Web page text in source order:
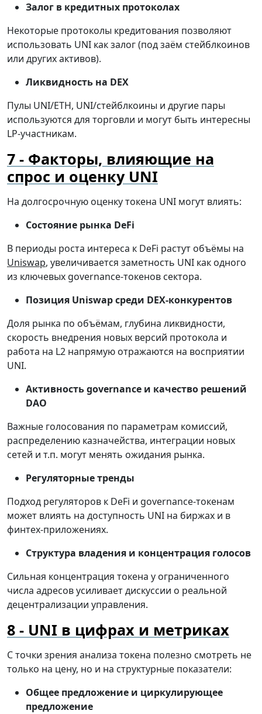
Залог в кредитных протоколах
Некоторые протоколы кредитования позволяют
использовать UNI как залог (под заём стейблкоинов
или других активов).
Ликвидность на DEX
Пулы UNI/ETH, UNI/стейблкоины и другие пары
используются для торговли и могут быть интересны
LP-участникам.
Факторы, влияющие на
спрос и оценку UNI
На долгосрочную оценку токена UNI могут влиять:
Состояние рынка DeFi
В периоды роста интереса к DeFi растут объёмы на
Uniswap, увеличивается заметность UNI как одного
из ключевых governance-токенов сектора.
Позиция Uniswap среди DEX-конкурентов
Доля рынка по объёмам, глубина ликвидности,
скорость внедрения новых версий протокола и
работа на L2 напрямую отражаются на восприятии
UNI.
Активность governance и качество решений
DAO
Важные голосования по параметрам комиссий,
распределению казначейства, интеграции новых
сетей и т.п. могут менять ожидания рынка.
Регуляторные тренды
Подход регуляторов к DeFi и governance-токенам
может влиять на доступность UNI на биржах и в
финтех-приложениях.
Структура владения и концентрация голосов
Сильная концентрация токена у ограниченного
числа адресов усиливает дискуссии о реальной
децентрализации управления.
UNI в цифрах и метриках
С точки зрения анализа токена полезно смотреть не
только на цену, но и на структурные показатели:
Общее предложение и циркулирующее
предложение